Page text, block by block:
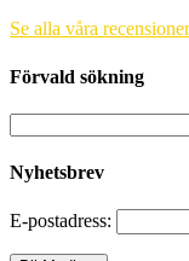
Se alla våra
Förvald sökning
Nyhetsbrev
E-postadress: